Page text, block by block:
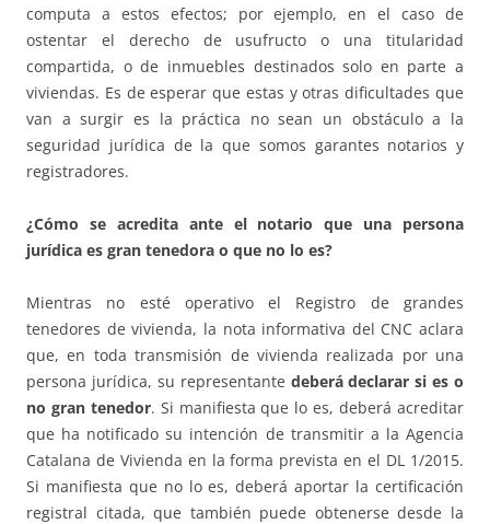
computa a estos efectos; por ejemplo, en el caso de
ostentar el derecho de usufructo o una titularidad
compartida, o de inmuebles destinados solo en parte a
viviendas. Es de esperar que estas y otras dificultades que
van a surgir es la práctica no sean un obstáculo a la
seguridad jurídica de la que somos garantes notarios y
registradores.
¿Cómo se acredita ante el notario que una persona
jurídica es gran tenedora o que no lo es?
Mientras no esté operativo el Registro de grandes
tenedores de vivienda, la nota informativa del CNC aclara
que, en toda transmisión de vivienda realizada por una
persona jurídica, su representante deberá declarar si es o
no gran tenedor. Si manifiesta que lo es, deberá acreditar
que ha notificado su intención de transmitir a la Agencia
Catalana de Vivienda en la forma prevista en el DL 1/2015.
Si manifiesta que no lo es, deberá aportar la certificación
registral citada, que también puede obtenerse desde la